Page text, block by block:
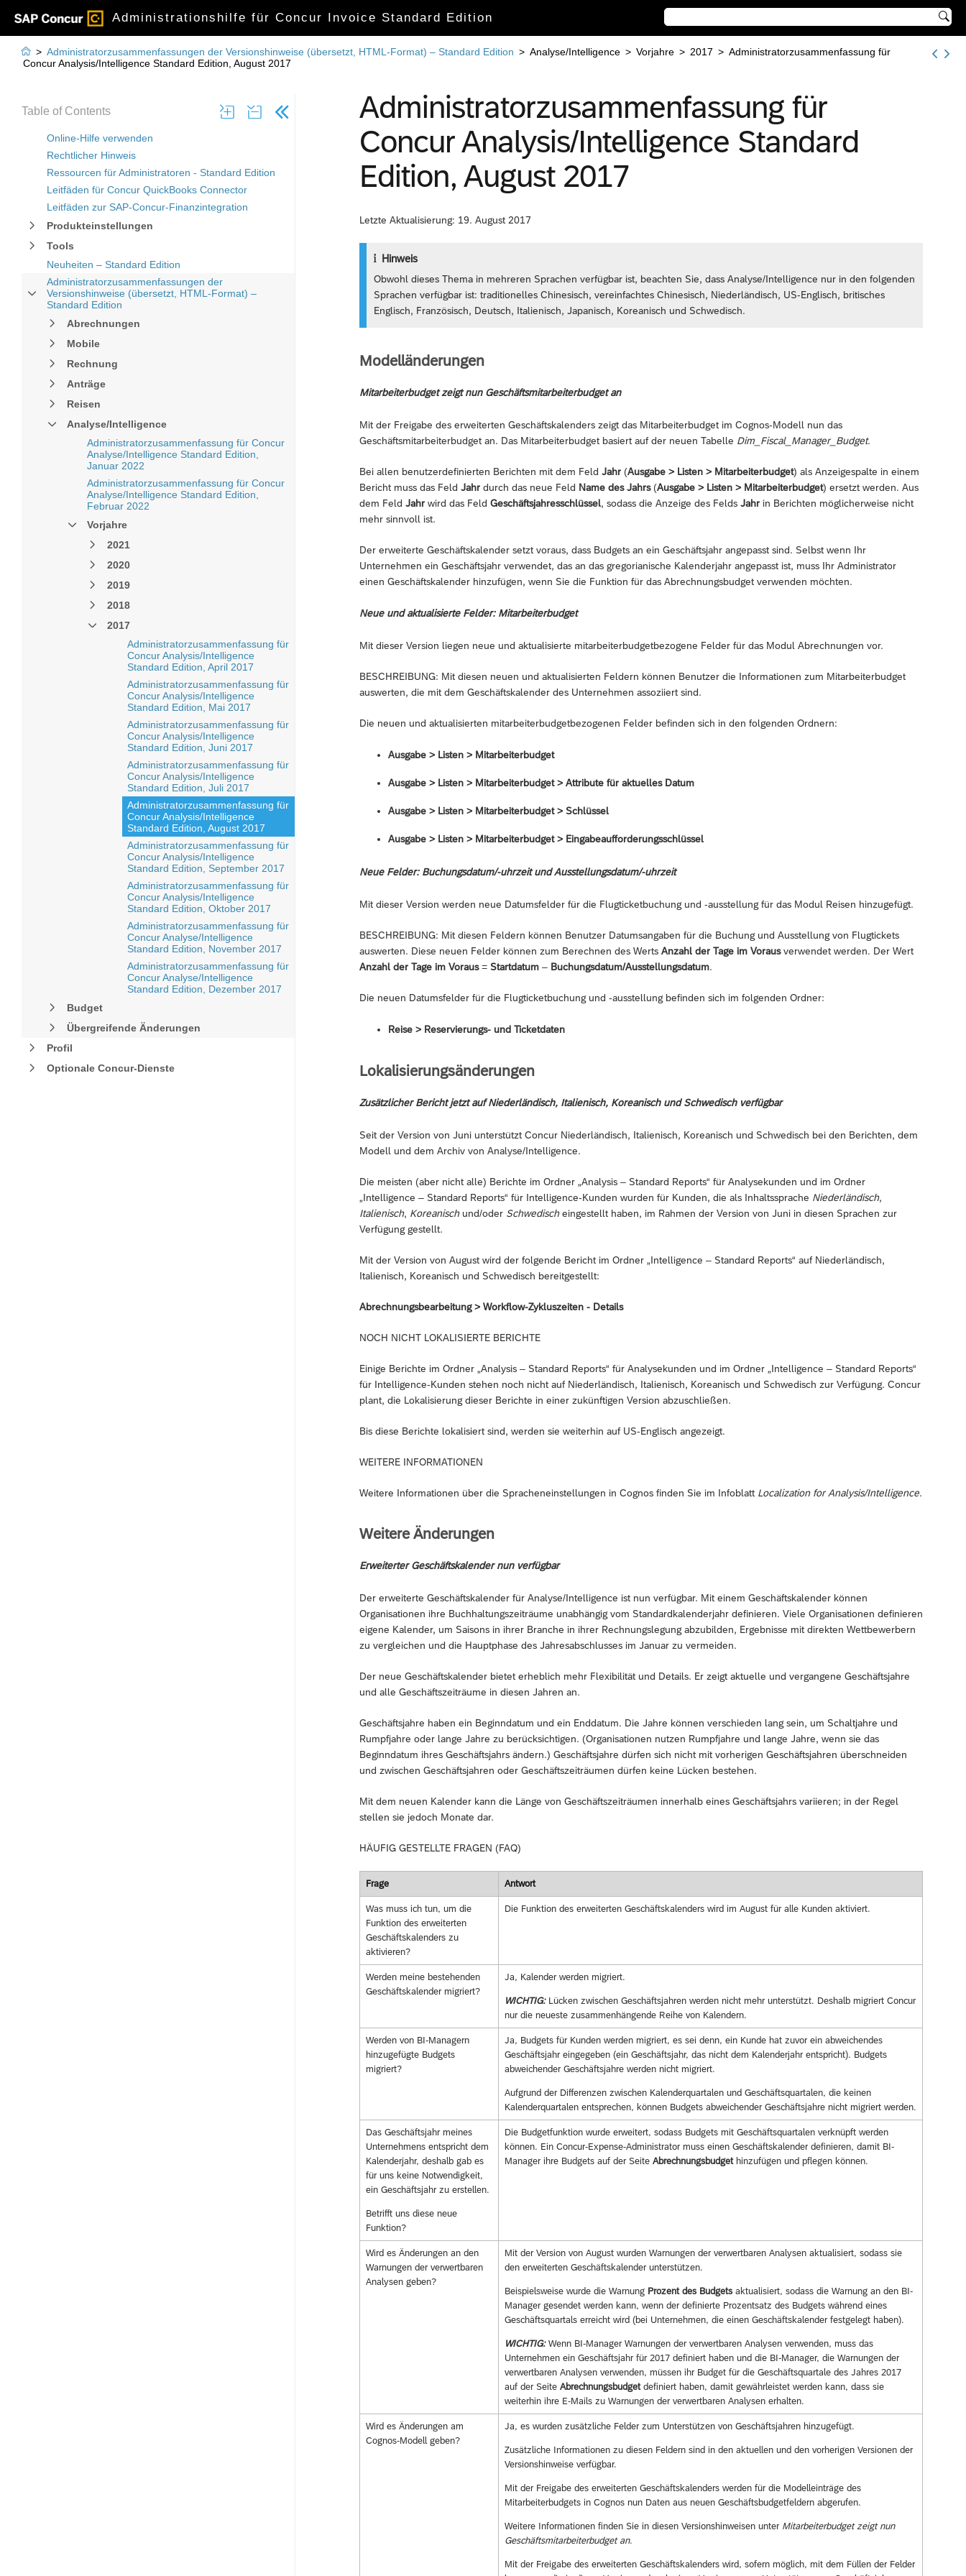
Administrationshilfe für Concur Invoice Standard Edition 
Table of Contents
Online-Hilfe verwenden
Rechtlicher Hinweis
Ressourcen für Administratoren - Standard Edition
Leitfäden für Concur QuickBooks Connector
Leitfäden zur SAP-Concur-Finanzintegration
Produkteinstellungen
Tools
Neuheiten – Standard Edition
Administratorzusammenfassungen der
Versionshinweise (übersetzt, HTML-Format) –
Standard Edition
Abrechnungen
Mobile
Rechnung
Anträge
Reisen
Analyse/Intelligence
Administratorzusammenfassung für Concur
Analyse/Intelligence Standard Edition,
Januar 2022
Administratorzusammenfassung für Concur
Analyse/Intelligence Standard Edition,
Februar 2022
Vorjahre
2021
2020
2019
2018
2017
Administratorzusammenfassung für
Concur Analysis/Intelligence
Standard Edition, April 2017
Administratorzusammenfassung für
Concur Analysis/Intelligence
Standard Edition, Mai 2017
Administratorzusammenfassung für
Concur Analysis/Intelligence
Standard Edition, Juni 2017
Administratorzusammenfassung für
Concur Analysis/Intelligence
Standard Edition, Juli 2017
Administratorzusammenfassung für
Concur Analysis/Intelligence
Standard Edition, August 2017
Administratorzusammenfassung für
Concur Analysis/Intelligence
Standard Edition, September 2017
Administratorzusammenfassung für
Concur Analysis/Intelligence
Standard Edition, Oktober 2017
Administratorzusammenfassung für
Concur Analyse/Intelligence
Standard Edition, November 2017
Administratorzusammenfassung für
Concur Analyse/Intelligence
Standard Edition, Dezember 2017
Budget
Übergreifende Änderungen
Profil
Optionale Concur-Dienste
 > Administratorzusammenfassungen der Versionshinweise (übersetzt, HTML-Format) – Standard Edition > Analyse/Intelligence > Vorjahre > 2017 > Administratorzusammenfassung für
Concur Analysis/Intelligence Standard Edition, August 2017
Administratorzusammenfassung für
Concur Analysis/Intelligence Standard
Edition, August 2017
Letzte Aktualisierung: 19. August 2017
Hinweis
Obwohl dieses Thema in mehreren Sprachen verfügbar ist, beachten Sie, dass Analyse/Intelligence nur in den folgenden
Sprachen verfügbar ist: traditionelles Chinesisch, vereinfachtes Chinesisch, Niederländisch, US-Englisch, britisches
Englisch, Französisch, Deutsch, Italienisch, Japanisch, Koreanisch und Schwedisch.
Modelländerungen
Mitarbeiterbudget zeigt nun Geschäftsmitarbeiterbudget an
Mit der Freigabe des erweiterten Geschäftskalenders zeigt das Mitarbeiterbudget im Cognos-Modell nun das
Geschäftsmitarbeiterbudget an. Das Mitarbeiterbudget basiert auf der neuen Tabelle Dim_Fiscal_Manager_Budget.
Bei allen benutzerdefinierten Berichten mit dem Feld Jahr (Ausgabe > Listen > Mitarbeiterbudget) als Anzeigespalte in einem
Bericht muss das Feld Jahr durch das neue Feld Name des Jahrs(Ausgabe > Listen > Mitarbeiterbudget) ersetzt werden. Aus
dem Feld Jahr wird das Feld Geschäftsjahresschlüssel, sodass die Anzeige des Felds Jahr in Berichten möglicherweise nicht
mehr sinnvoll ist.
Der erweiterte Geschäftskalender setzt voraus, dass Budgets an ein Geschäftsjahr angepasst sind. Selbst wenn Ihr
Unternehmen ein Geschäftsjahr verwendet, das an das gregorianische Kalenderjahr angepasst ist, muss Ihr Administrator
einen Geschäftskalender hinzufügen, wenn Sie die Funktion für das Abrechnungsbudget verwenden möchten.
Neue und aktualisierte Felder: Mitarbeiterbudget
Mit dieser Version liegen neue und aktualisierte mitarbeiterbudgetbezogene Felder für das Modul Abrechnungen vor.
BESCHREIBUNG: Mit diesen neuen und aktualisierten Feldern können Benutzer die Informationen zum Mitarbeiterbudget
auswerten, die mit dem Geschäftskalender des Unternehmen assoziiert sind.
Die neuen und aktualisierten mitarbeiterbudgetbezogenen Felder befinden sich in den folgenden Ordnern:
Ausgabe > Listen > Mitarbeiterbudget
Ausgabe > Listen > Mitarbeiterbudget > Attribute für aktuelles Datum
Ausgabe > Listen > Mitarbeiterbudget > Schlüssel
Ausgabe > Listen > Mitarbeiterbudget > Eingabeaufforderungsschlüssel
Neue Felder: Buchungsdatum/-uhrzeit und Ausstellungsdatum/-uhrzeit
Mit dieser Version werden neue Datumsfelder für die Flugticketbuchung und -ausstellung für das Modul Reisen hinzugefügt.
BESCHREIBUNG: Mit diesen Feldern können Benutzer Datumsangaben für die Buchung und Ausstellung von Flugtickets
auswerten. Diese neuen Felder können zum Berechnen des Werts Anzahl der Tage im Vorausverwendet werden. Der Wert
Anzahl der Tage im Voraus= Startdatum – Buchungsdatum/Ausstellungsdatum.
Die neuen Datumsfelder für die Flugticketbuchung und -ausstellung befinden sich im folgenden Ordner:
Reise > Reservierungs- und Ticketdaten
Lokalisierungsänderungen
Zusätzlicher Bericht jetzt auf Niederländisch, Italienisch, Koreanisch und Schwedisch verfügbar
Seit der Version von Juni unterstützt Concur Niederländisch, Italienisch, Koreanisch und Schwedisch bei den Berichten, dem
Modell und dem Archiv von Analyse/Intelligence.
Die meisten (aber nicht alle) Berichte im Ordner „Analysis – Standard Reports“ für Analysekunden und im Ordner
„Intelligence – Standard Reports“ für Intelligence-Kunden wurden für Kunden, die als Inhaltssprache Niederländisch,
Italienisch, Koreanischund/oder Schwedischeingestellt haben, im Rahmen der Version von Juni in diesen Sprachen zur
Verfügung gestellt.
Mit der Version von August wird der folgende Bericht im Ordner „Intelligence – Standard Reports“ auf Niederländisch,
Italienisch, Koreanisch und Schwedisch bereitgestellt:
Abrechnungsbearbeitung > Workflow-Zykluszeiten - Details
NOCH NICHT LOKALISIERTE BERICHTE
Einige Berichte im Ordner „Analysis – Standard Reports“ für Analysekunden und im Ordner „Intelligence – Standard Reports“
für Intelligence-Kunden stehen noch nicht auf Niederländisch, Italienisch, Koreanisch und Schwedisch zur Verfügung. Concur
plant, die Lokalisierung dieser Berichte in einer zukünftigen Version abzuschließen.
Bis diese Berichte lokalisiert sind, werden sie weiterhin auf US-Englisch angezeigt.
WEITERE INFORMATIONEN
Weitere Informationen über die Spracheneinstellungen in Cognos finden Sie im Infoblatt Localization for Analysis/Intelligence.
Weitere Änderungen
Erweiterter Geschäftskalender nun verfügbar
Der erweiterte Geschäftskalender für Analyse/Intelligence ist nun verfügbar. Mit einem Geschäftskalender können
Organisationen ihre Buchhaltungszeiträume unabhängig vom Standardkalenderjahr definieren. Viele Organisationen definieren
eigene Kalender, um Saisons in ihrer Branche in ihrer Rechnungslegung abzubilden, Ergebnisse mit direkten Wettbewerbern
zu vergleichen und die Hauptphase des Jahresabschlusses im Januar zu vermeiden.
Der neue Geschäftskalender bietet erheblich mehr Flexibilität und Details. Er zeigt aktuelle und vergangene Geschäftsjahre
und alle Geschäftszeiträume in diesen Jahren an.
Geschäftsjahre haben ein Beginndatum und ein Enddatum. Die Jahre können verschieden lang sein, um Schaltjahre und
Rumpfjahre oder lange Jahre zu berücksichtigen. (Organisationen nutzen Rumpfjahre und lange Jahre, wenn sie das
Beginndatum ihres Geschäftsjahrs ändern.) Geschäftsjahre dürfen sich nicht mit vorherigen Geschäftsjahren überschneiden
und zwischen Geschäftsjahren oder Geschäftszeiträumen dürfen keine Lücken bestehen.
Mit dem neuen Kalender kann die Länge von Geschäftszeiträumen innerhalb eines Geschäftsjahrs variieren; in der Regel
stellen sie jedoch Monate dar.
HÄUFIG GESTELLTE FRAGEN (FAQ)
Frage Antwort
Was muss ich tun, um die
Funktion des erweiterten
Geschäftskalenders zu
aktivieren?
Die Funktion des erweiterten Geschäftskalenders wird im August für alle Kunden aktiviert.
Werden meine bestehenden
Geschäftskalender migriert?
Ja, Kalender werden migriert.
WICHTIG:Lücken zwischen Geschäftsjahren werden nicht mehr unterstützt. Deshalb migriert Concur
nur die neueste zusammenhängende Reihe von Kalendern.
Werden von BI-Managern
hinzugefügte Budgets
migriert?
Ja, Budgets für Kunden werden migriert, es sei denn, ein Kunde hat zuvor ein abweichendes
Geschäftsjahr eingegeben (ein Geschäftsjahr, das nicht dem Kalenderjahr entspricht). Budgets
abweichender Geschäftsjahre werden nicht migriert.
Aufgrund der Differenzen zwischen Kalenderquartalen und Geschäftsquartalen, die keinen
Kalenderquartalen entsprechen, können Budgets abweichender Geschäftsjahre nicht migriert werden.
Das Geschäftsjahr meines
Unternehmens entspricht dem
Kalenderjahr, deshalb gab es
für uns keine Notwendigkeit,
ein Geschäftsjahr zu erstellen.
Betrifft uns diese neue
Funktion?
Die Budgetfunktion wurde erweitert, sodass Budgets mit Geschäftsquartalen verknüpft werden
können. Ein Concur-Expense-Administrator muss einen Geschäftskalender definieren, damit BI-
Manager ihre Budgets auf der Seite Abrechnungsbudgethinzufügen und pflegen können.
Wird es Änderungen an den
Warnungen der verwertbaren
Analysen geben?
Mit der Version von August wurden Warnungen der verwertbaren Analysen aktualisiert, sodass sie
den erweiterten Geschäftskalender unterstützen.
Beispielsweise wurde die Warnung Prozent des Budgetsaktualisiert, sodass die Warnung an den BI-
Manager gesendet werden kann, wenn der definierte Prozentsatz des Budgets während eines
Geschäftsquartals erreicht wird (bei Unternehmen, die einen Geschäftskalender festgelegt haben).
WICHTIG:Wenn BI-Manager Warnungen der verwertbaren Analysen verwenden, muss das
Unternehmen ein Geschäftsjahr für 2017 definiert haben und die BI-Manager, die Warnungen der
verwertbaren Analysen verwenden, müssen ihr Budget für die Geschäftsquartale des Jahres 2017
auf der Seite Abrechnungsbudgetdefiniert haben, damit gewährleistet werden kann, dass sie
weiterhin ihre E-Mails zu Warnungen der verwertbaren Analysen erhalten.
Wird es Änderungen am
Cognos-Modell geben?
Ja, es wurden zusätzliche Felder zum Unterstützen von Geschäftsjahren hinzugefügt.
Zusätzliche Informationen zu diesen Feldern sind in den aktuellen und den vorherigen Versionen der
Versionshinweise verfügbar.
Mit der Freigabe des erweiterten Geschäftskalenders werden für die Modelleinträge des
Mitarbeiterbudgets in Cognos nun Daten aus neuen Geschäftsbudgetfeldern abgerufen.
Weitere Informationen finden Sie in diesen Versionshinweisen unter Mitarbeiterbudget zeigt nun
Geschäftsmitarbeiterbudget an.
Mit der Freigabe des erweiterten Geschäftskalenders wird, sofern möglich, mit dem Füllen der Felder